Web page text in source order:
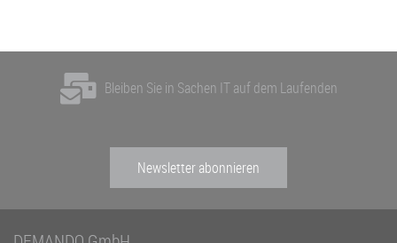
Bleiben Sie in Sachen IT auf dem Laufenden
Newsletter abonnieren